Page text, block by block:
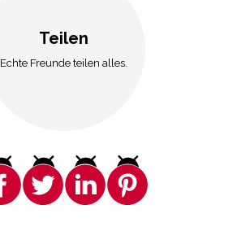
Teilen
Echte Freunde teilen alles.